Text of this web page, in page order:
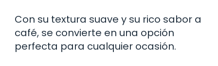
Con su textura suave y su rico sabor a
café, se convierte en una opción
perfecta para cualquier ocasión.